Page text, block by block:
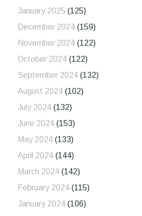
January 2025 (125)
December 2024 (159)
November 2024 (122)
October 2024 (122)
September 2024 (132)
August 2024 (102)
July 2024 (132)
June 2024 (153)
May 2024 (133)
April 2024 (144)
March 2024 (142)
February 2024 (115)
January 2024 (106)